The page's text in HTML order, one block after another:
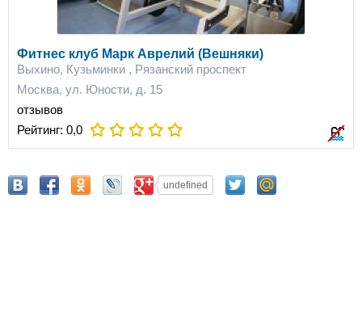
Фитнес клуб Марк Аврелий (Вешняки)
Выхино, Кузьминки , Рязанский проспект
Москва, ул. Юности, д. 15
отзывов
Рейтинг: 0,0
undefined